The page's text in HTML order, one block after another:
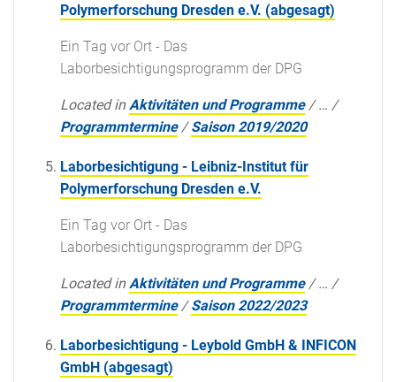
Polymerforschung Dresden e.V. (abgesagt)
Ein Tag vor Ort - Das
Laborbesichtigungsprogramm der DPG
Located in Aktivitäten und Programme /… /
Programmtermine /Saison 2019/2020
Laborbesichtigung - Leibniz-Institut für
Polymerforschung Dresden e.V.
Ein Tag vor Ort - Das
Laborbesichtigungsprogramm der DPG
Located in Aktivitäten und Programme /… /
Programmtermine /Saison 2022/2023
Laborbesichtigung - Leybold GmbH & INFICON
GmbH (abgesagt)